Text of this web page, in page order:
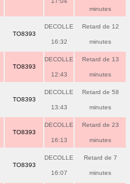
minutes
TO8393
DECOLLE
16:32
Retard de 12
minutes
TO8393
DECOLLE
12:43
Retard de 13
minutes
TO8393
DECOLLE
13:43
Retard de 58
minutes
TO8393
DECOLLE
16:13
Retard de 23
minutes
TO8393
DECOLLE
16:07
Retard de 7
minutes